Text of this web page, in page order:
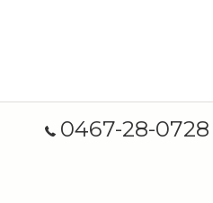
0467-28-0728